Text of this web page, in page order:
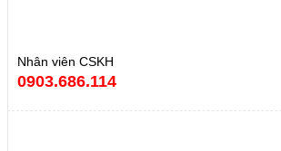
Nhân viên CSKH
0903.686.114